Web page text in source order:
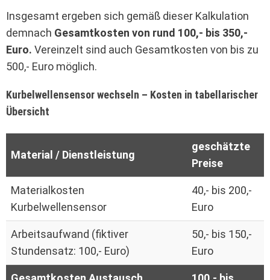
Insgesamt ergeben sich gemäß dieser Kalkulation
demnach Gesamtkosten von rund 100,- bis 350,-
Euro. Vereinzelt sind auch Gesamtkosten von bis zu
500,- Euro möglich.
Kurbelwellensensor wechseln – Kosten in tabellarischer
Übersicht
Material / Dienstleistung
geschätzte
Preise
Materialkosten
Kurbelwellensensor
40,- bis 200,-
Euro
Arbeitsaufwand (fiktiver
Stundensatz: 100,- Euro)
50,- bis 150,-
Euro